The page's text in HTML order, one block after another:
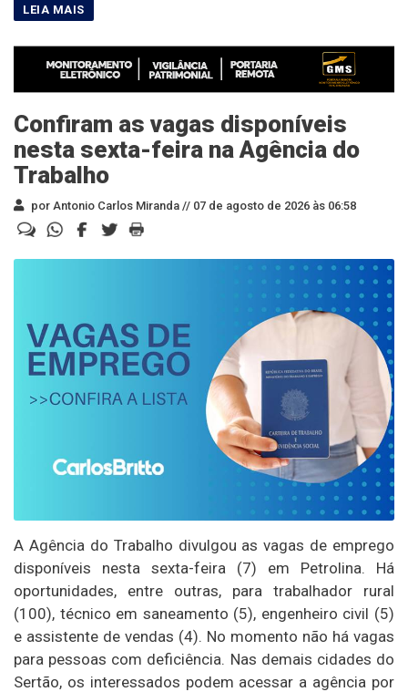
Confiram as vagas disponíveis
nesta sexta-feira na Agência do
Trabalho
por Antonio Carlos Miranda // 07 de agosto de 2026 às 06:58
A Agência do Trabalho divulgou as vagas de emprego
disponíveis nesta sexta-feira (7) em Petrolina. Há
oportunidades, entre outras, para trabalhador rural
(100), técnico em saneamento (5), engenheiro civil (5)
e assistente de vendas (4). No momento não há vagas
para pessoas com deficiência. Nas demais cidades do
Sertão, os interessados podem acessar a agência por